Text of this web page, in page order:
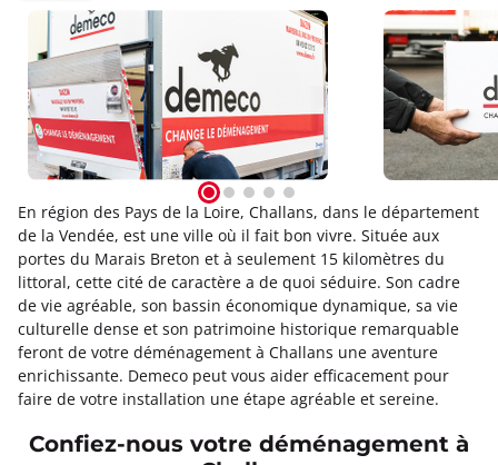
En région des Pays de la Loire, Challans, dans le département
de la Vendée, est une ville où il fait bon vivre. Située aux
portes du Marais Breton et à seulement 15 kilomètres du
littoral, cette cité de caractère a de quoi séduire. Son cadre
de vie agréable, son bassin économique dynamique, sa vie
culturelle dense et son patrimoine historique remarquable
feront de votre déménagement à Challans une aventure
enrichissante. Demeco peut vous aider efficacement pour
faire de votre installation une étape agréable et sereine.
Confiez-nous votre déménagement à